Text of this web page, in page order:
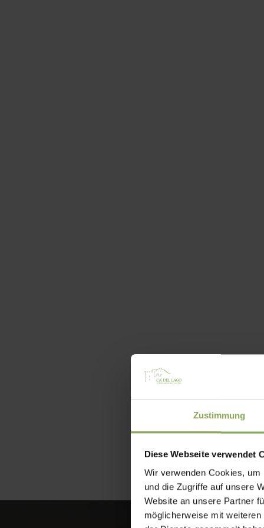
Zustimmung
Diese Webseite verwendet
Wir verwenden Cookies,
und die Zugriffe auf unsere
Website an unsere Partner
möglicherweise mit